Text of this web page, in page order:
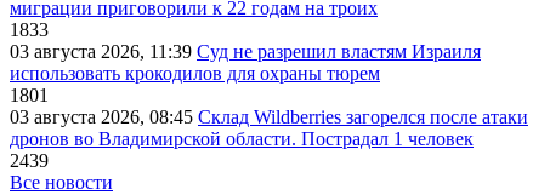
миграции приговорили к 22 годам на троих
1833
03 августа 2026, 11:39 Суд не разрешил властям Израиля
использовать крокодилов для охраны тюрем
1801
03 августа 2026, 08:45 Склад Wildberries загорелся после атаки
дронов во Владимирской области. Пострадал 1 человек
2439
Все новости